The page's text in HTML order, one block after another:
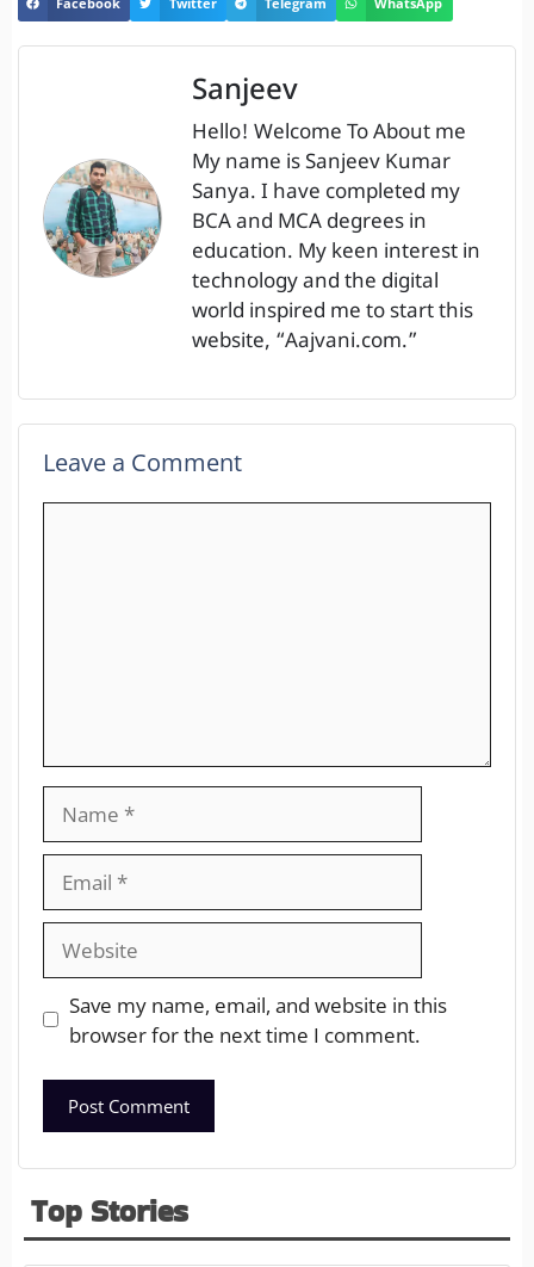
Sanjeev
Hello! Welcome To About me
My name is Sanjeev Kumar
Sanya. I have completed my
BCA and MCA degrees in
education. My keen interest in
technology and the digital
world inspired me to start this
website, “Aajvani.com.”
Leave a Comment
Save my name, email, and website in this
browser for the next time I comment.
Top Stories